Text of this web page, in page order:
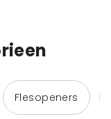
Flesopeners